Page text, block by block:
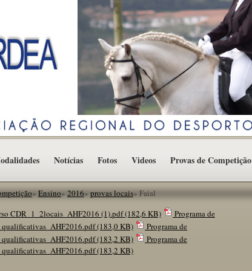
Notícias Fotos Videos Provas de Competição
»Ensino»2016»provas locais»Faial
CDR_1_2locais_AHF2016 (1).pdf(182,6 KB)
Programa de
(183,0 KB)
Programa de
(183,2 KB)
Programa de
(183,2 KB)